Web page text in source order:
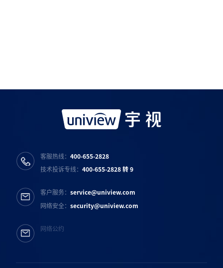
客服热线：400-655-2828
技术投诉专线：400-655-2828 转 9
客户服务：service@uniview.com
网络安全：security@uniview.com
网络公约